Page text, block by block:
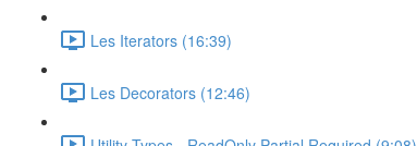
Les Iterators (16:39)
Les Decorators (12:46)